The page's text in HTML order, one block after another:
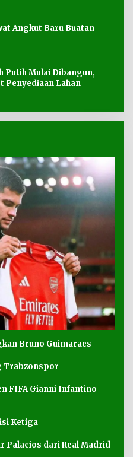
Angkut Baru Buatan
Putih Mulai Dibangun,
Penyediaan Lahan
Bruno Guimaraes
Trabzonspor
FIFA Gianni Infantino
Ketiga
Palacios dari Real Madrid